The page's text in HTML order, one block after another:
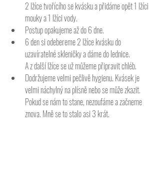
2 lžíce tvořícího se kvásku a přidáme opět 1 lžíci
mouky a 1 lžíci vody.
Postup opakujeme až do 6 dne.
6 den si odebereme 2 lžíce kvásku do
uzavíratelné skleničky a dáme do lednice.
A z další lžíce se už můžeme připravit chléb.
Dodržujeme velmi pečlivě hygienu. Kvásek je
velmi náchylný na plísně nebo se může zkazit.
Pokud se nám to stane, nezoufáme a začneme
znova. Mně se to stalo asi 3 krát.